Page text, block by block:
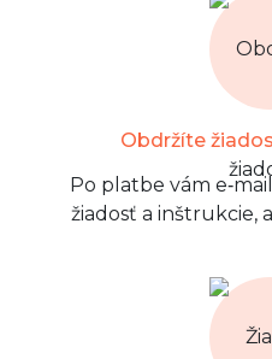
Obdržíte
Po platbe vám
žiadosť a inštrukcie,